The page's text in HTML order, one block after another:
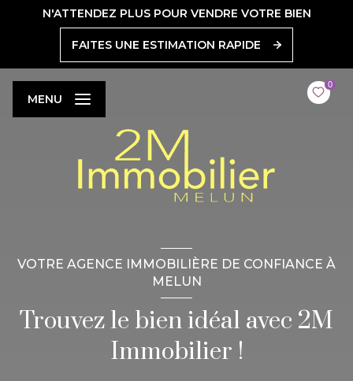
N'ATTENDEZ PLUS POUR VENDRE VOTRE BIEN
FAITES UNE ESTIMATION RAPIDE
0
MENU
VOTRE AGENCE IMMOBILIÈRE DE CONFIANCE À
MELUN
Trouvez le bien idéal avec 2M
Immobilier !